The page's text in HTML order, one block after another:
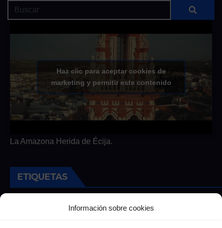
Información sobre cookies
Haz clic para aceptar cookies de
marketing y permitir este contenido
La Amazona Herida de Écija.
ETIQUETAS
Andalucía Cultura Deportes